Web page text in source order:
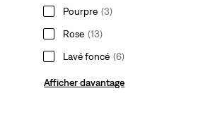
Pourpre (3)
Rose (13)
Lavé foncé (6)
Afficher davantage